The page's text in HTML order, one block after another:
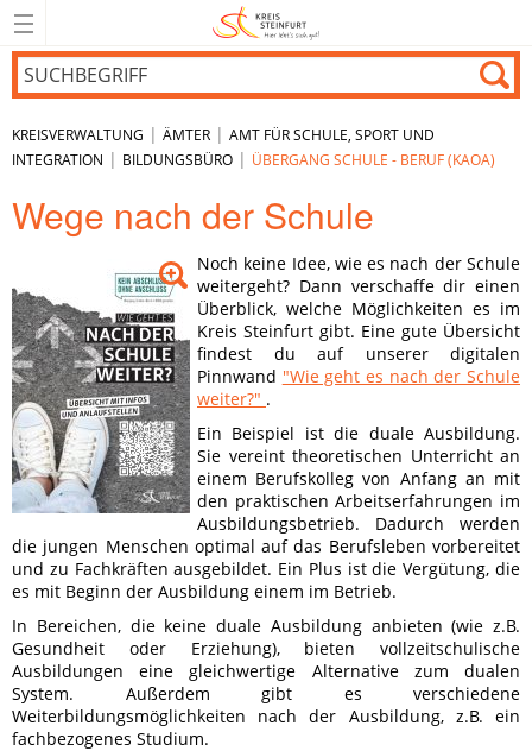
KREISVERWALTUNG | ÄMTER | AMT FÜR SCHULE, SPORT UND
INTEGRATION | BILDUNGSBÜRO | ÜBERGANG SCHULE - BERUF (KAOA)
Wege nach der Schule
Noch keine Idee, wie es nach der Schule
weitergeht? Dann verschaffe dir einen
Überblick, welche Möglichkeiten es im
Kreis Steinfurt gibt. Eine gute Übersicht
findest du auf unserer digitalen
Pinnwand "Wie geht es nach der Schule
weiter?" .
Ein Beispiel ist die duale Ausbildung.
Sie vereint theoretischen Unterricht an
einem Berufskolleg von Anfang an mit
den praktischen Arbeitserfahrungen im
Ausbildungsbetrieb. Dadurch werden
die jungen Menschen optimal auf das Berufsleben vorbereitet
und zu Fachkräften ausgebildet. Ein Plus ist die Vergütung, die
es mit Beginn der Ausbildung einem im Betrieb.
In Bereichen, die keine duale Ausbildung anbieten (wie z.B.
Gesundheit oder Erziehung), bieten vollzeitschulische
Ausbildungen eine gleichwertige Alternative zum dualen
System. Außerdem gibt es verschiedene
Weiterbildungsmöglichkeiten nach der Ausbildung, z.B. ein
fachbezogenes Studium.